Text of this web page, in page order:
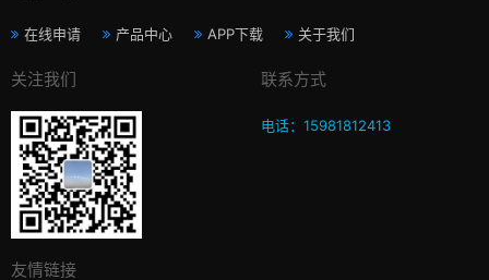
在线申请 产品中心 APP下载 关于我们
关注我们 联系方式
电话：15981812413
友情链接